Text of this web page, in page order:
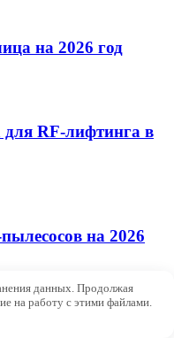
на 2026 год
RF-лифтинга в
на 2026
данных. Продолжая
на работу с этими файлами.